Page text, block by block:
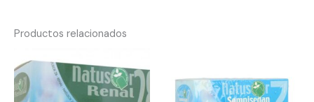
Productos relacionados